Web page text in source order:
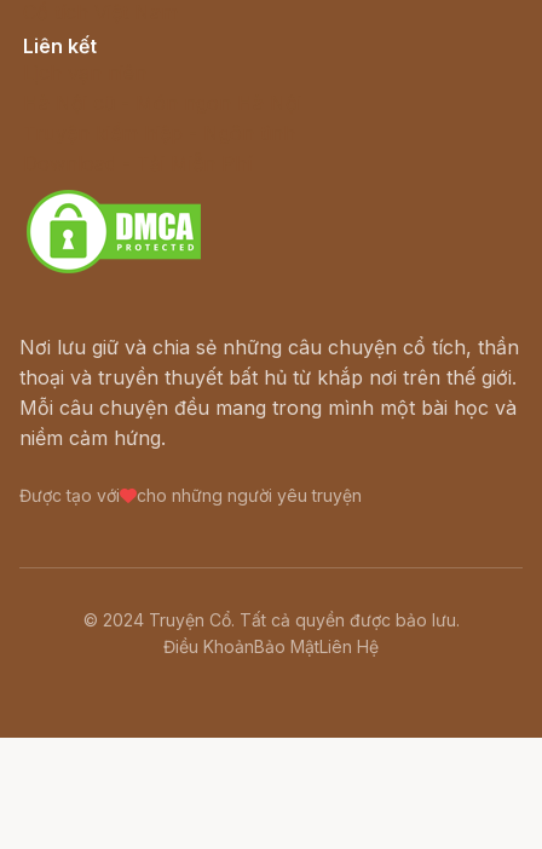
Liên kết
Nơi lưu giữ và chia sẻ những câu chuyện cổ tích, thần
thoại và truyền thuyết bất hủ từ khắp nơi trên thế giới.
Mỗi câu chuyện đều mang trong mình một bài học và
niềm cảm hứng.
Được tạo với cho những người yêu truyện
© 2024 Truyện Cổ. Tất cả quyền được bảo lưu.
Điều KhoảnBảo MậtLiên Hệ